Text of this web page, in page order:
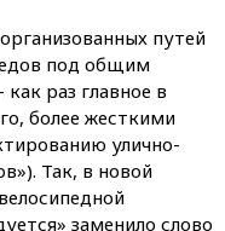
путей
под общим
раз главное в
более жесткими
улично-
Так, в новой
заменило слово